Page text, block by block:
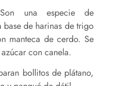
una especie de
base de harinas de trigo
manteca de cerdo. Se
con canela.
bollitos de plátano,